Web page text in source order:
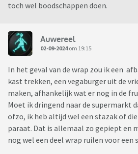
toch wel boodschappen doen.
Auwereel
02-09-2024om 19:15
In het geval van de wrap zou ik een
kast trekken, een vegaburger uit de
maken, afhankelijk wat er nog in de
Moet ik dringend naar de supermarkt
ofzo, ik heb altijd wel een stazak of
paraat. Dat is allemaal zo gepiept en
nog wel een deel wrap ruilen voor een